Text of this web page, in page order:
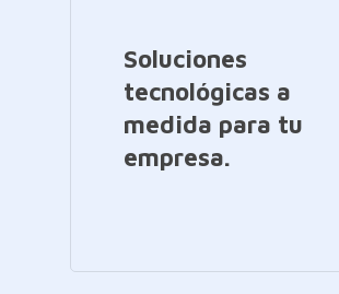
Soluciones
tecnológicas a
medida para tu
empresa.